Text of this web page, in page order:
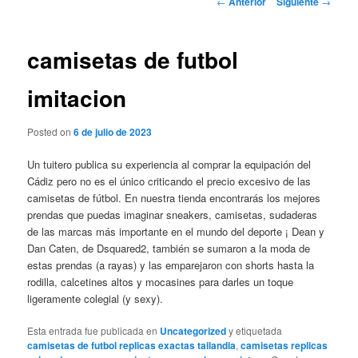
camisetas de futbol
imitacion
Posted on6 de julio de 2023
Un tuitero publica su experiencia al comprar la equipación del
Cádiz pero no es el único criticando el precio excesivo de las
camisetas de fútbol. En nuestra tienda encontrarás los mejores
prendas que puedas imaginar sneakers, camisetas, sudaderas
de las marcas más importante en el mundo del deporte ¡ Dean y
Dan Caten, de Dsquared2, también se sumaron a la moda de
estas prendas (a rayas) y las emparejaron con shorts hasta la
rodilla, calcetines altos y mocasines para darles un toque
ligeramente colegial (y sexy).
Esta entrada fue publicada en Uncategorizedy etiquetada
camisetas de futbol replicas exactas tailandia,camisetas replicas